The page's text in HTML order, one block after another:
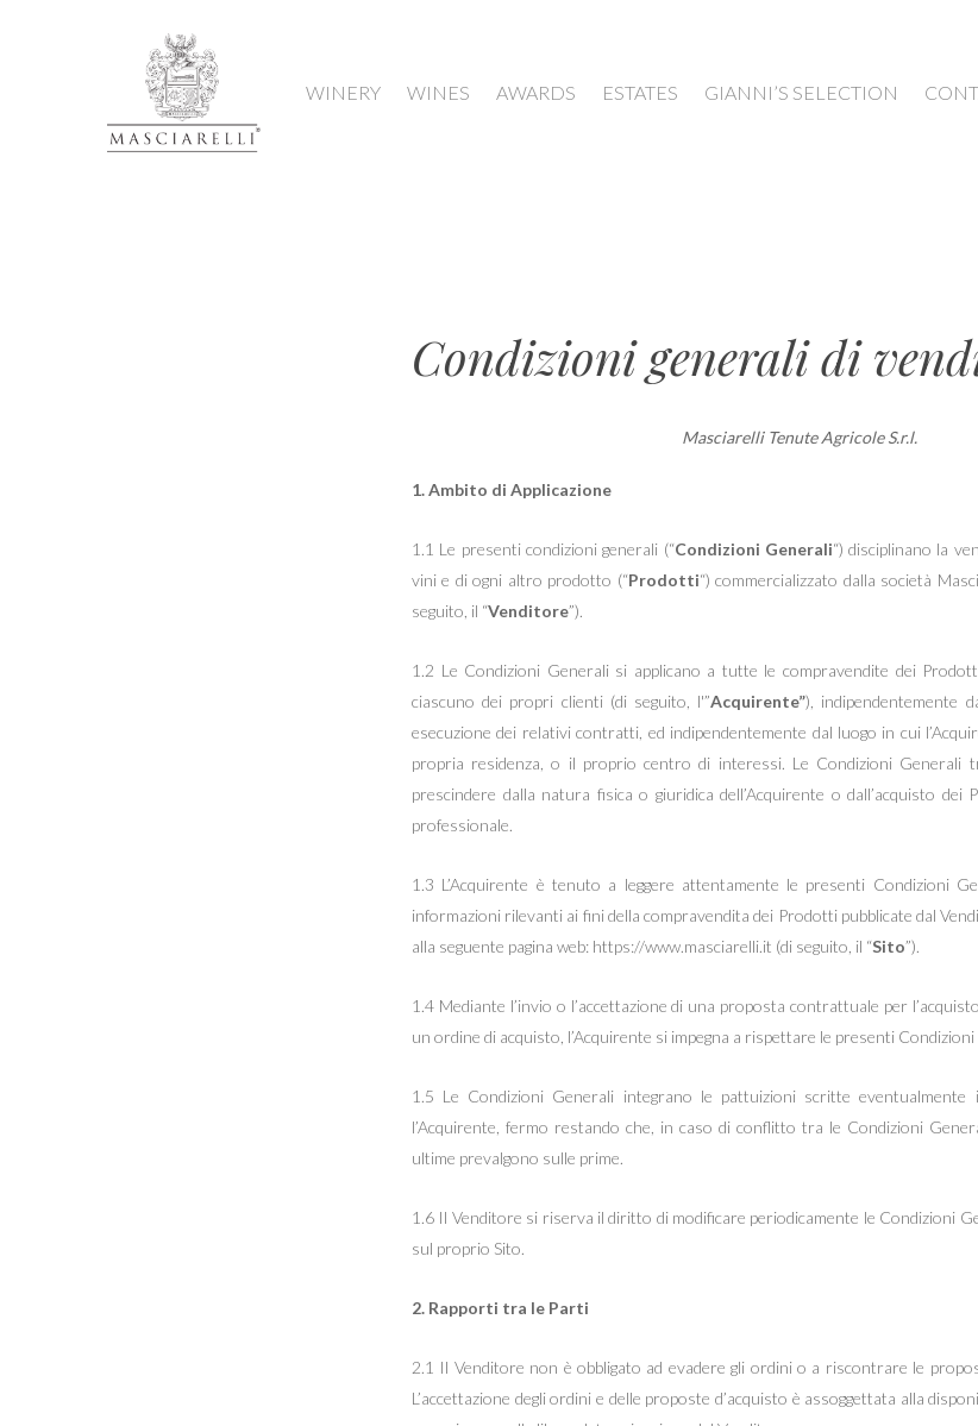
WINERY WINES AWARDS ESTATES GIANNI’S SELECTION
Condizioni generali di
Masciarelli Tenute Agricole S.r.l.
1. Ambito di Applicazione
1.1 Le presenti condizioni generali (“Condizioni Generali“) disciplinano la
vini e di ogni altro prodotto (“Prodotti“) commercializzato dalla società
seguito, il “Venditore”).
1.2 Le Condizioni Generali si applicano a tutte le compravendite dei
ciascuno dei propri clienti (di seguito, l'”Acquirente”), indipendentemente
esecuzione dei relativi contratti, ed indipendentemente dal luogo in cui
propria residenza, o il proprio centro di interessi. Le Condizioni Generali
prescindere dalla natura fisica o giuridica dell’Acquirente o dall’acquisto
professionale.
1.3 L’Acquirente è tenuto a leggere attentamente le presenti Condizioni
informazioni rilevanti ai fini della compravendita dei Prodotti pubblicate dal
alla seguente pagina web: https://www.masciarelli.it (di seguito, il “Sito”).
1.4 Mediante l’invio o l’accettazione di una proposta contrattuale per
un ordine di acquisto, l’Acquirente si impegna a rispettare le presenti
1.5 Le Condizioni Generali integrano le pattuizioni scritte
l’Acquirente, fermo restando che, in caso di conflitto tra le Condizioni
ultime prevalgono sulle prime.
1.6 Il Venditore si riserva il diritto di modificare periodicamente le Condizioni
sul proprio Sito.
2. Rapporti tra le Parti
2.1 Il Venditore non è obbligato ad evadere gli ordini o a riscontrare le
L’accettazione degli ordini e delle proposte d’acquisto è assoggettata alla